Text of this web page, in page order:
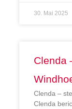
30. Mai 2025
Clenda
Clenda –
Clenda